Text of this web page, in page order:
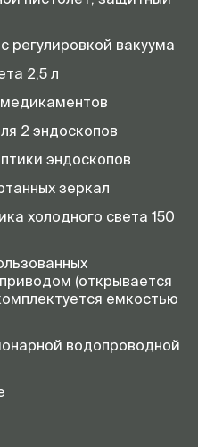
регулировкой вакуума
2,5 л
2 эндоскопов
эндоскопов
зеркал
холодного света 150
(открывается
емкостью
водопроводной